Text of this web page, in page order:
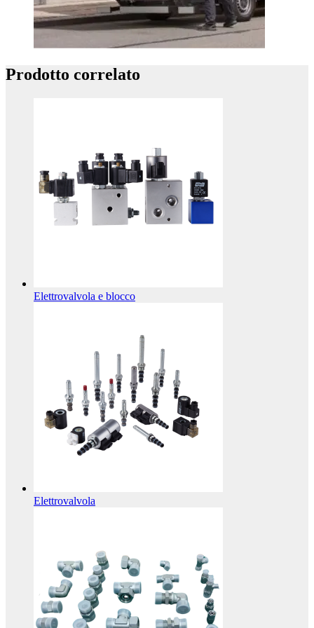
Prodotto correlato
Elettrovalvola e blocco
Elettrovalvola